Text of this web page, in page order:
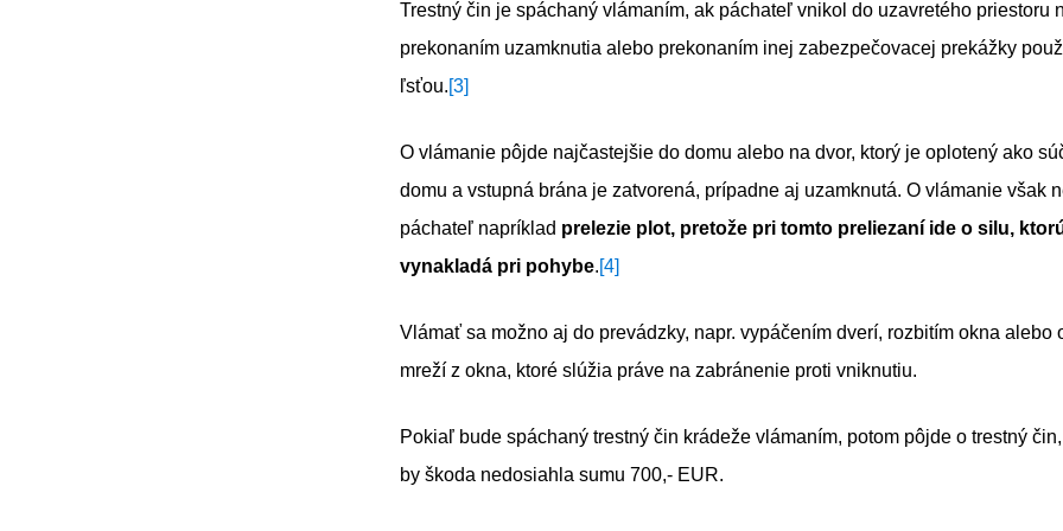
Trestný čin je spáchaný vlámaním, ak páchateľ vnikol do uzavretého priestoru
prekonaním uzamknutia alebo prekonaním inej zabezpečovacej prekážky
ľsťou.[3]
O vlámanie pôjde najčastejšie do domu alebo na dvor, ktorý je oplotený ako
domu a vstupná brána je zatvorená, prípadne aj uzamknutá. O vlámanie však
páchateľ napríklad prelezie plot, pretože pri tomto preliezaní ide o silu,
vynakladá pri pohybe.[4]
Vlámať sa možno aj do prevádzky, napr. vypáčením dverí, rozbitím okna alebo
mreží z okna, ktoré slúžia práve na zabránenie proti vniknutiu.
Pokiaľ bude spáchaný trestný čin krádeže vlámaním, potom pôjde o trestný
by škoda nedosiahla sumu 700,- EUR.